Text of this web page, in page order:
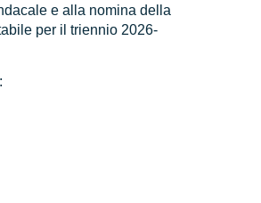
e alla nomina della
per il triennio 2026-